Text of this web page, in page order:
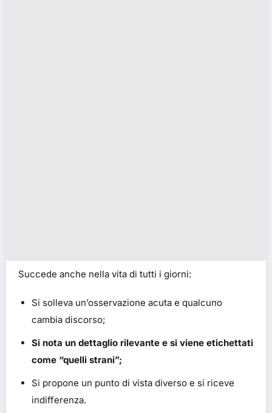
Succede anche nella vita di tutti i giorni:
Si solleva un’osservazione acuta e qualcuno
cambia discorso;
Si nota un dettaglio rilevante e si viene etichettati
come “quelli strani”;
Si propone un punto di vista diverso e si riceve
indifferenza.